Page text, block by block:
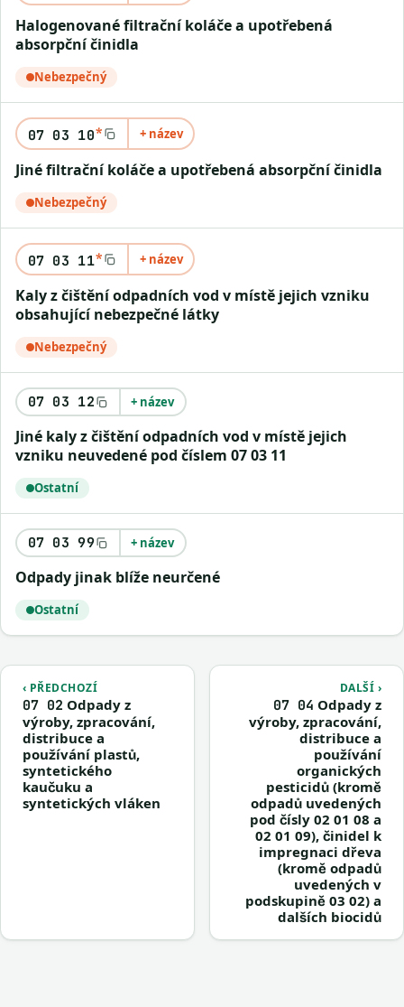
Halogenované filtrační koláče a upotřebená
absorpční činidla
Nebezpečný
07 03 10* + název
Jiné filtrační koláče a upotřebená absorpční činidla
Nebezpečný
07 03 11* + název
Kaly z čištění odpadních vod v místě jejich vzniku
obsahující nebezpečné látky
Nebezpečný
07 03 12 + název
Jiné kaly z čištění odpadních vod v místě jejich
vzniku neuvedené pod číslem 07 03 11
Ostatní
07 03 99 + název
Odpady jinak blíže neurčené
Ostatní
‹ PŘEDCHOZÍ
07 02 Odpady z
výroby, zpracování,
distribuce a
používání plastů,
syntetického
kaučuku a
syntetických vláken
DALŠÍ ›
07 04 Odpady z
výroby, zpracování,
distribuce a
používání
organických
pesticidů (kromě
odpadů uvedených
pod čísly 02 01 08 a
02 01 09), činidel k
impregnaci dřeva
(kromě odpadů
uvedených v
podskupině 03 02) a
dalších biocidů